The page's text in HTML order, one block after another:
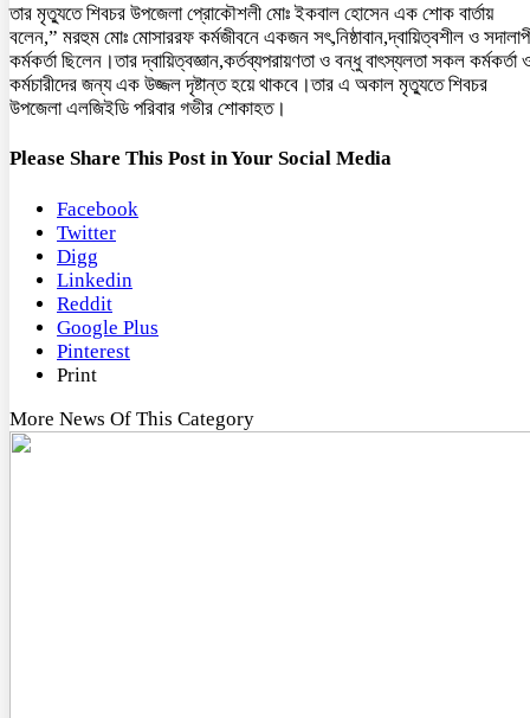
তার মৃত্যুতে শিবচর উপজেলা প্রোকৌশলী মোঃ ইকবাল হোসেন এক শোক বার্তায়
বলেন,” মরহুম মোঃ মোসাররফ কর্মজীবনে একজন সৎ,নিষ্ঠাবান,দ্বায়িত্বশীল ও
কর্মকর্তা ছিলেন।তার দ্বায়িত্বজ্ঞান,কর্তব্যপরায়ণতা ও বন্ধু বাৎস্যলতা সকল কর্মকর্তা
কর্মচারীদের জন্য এক উজ্জল দৃষ্টান্ত হয়ে থাকবে।তার এ অকাল মৃত্যুতে শিবচর
উপজেলা এলজিইডি পরিবার গভীর শোকাহত।
Please Share This Post in Your Social Media
Facebook
Twitter
Digg
Linkedin
Reddit
Google Plus
Pinterest
Print
More News Of This Category